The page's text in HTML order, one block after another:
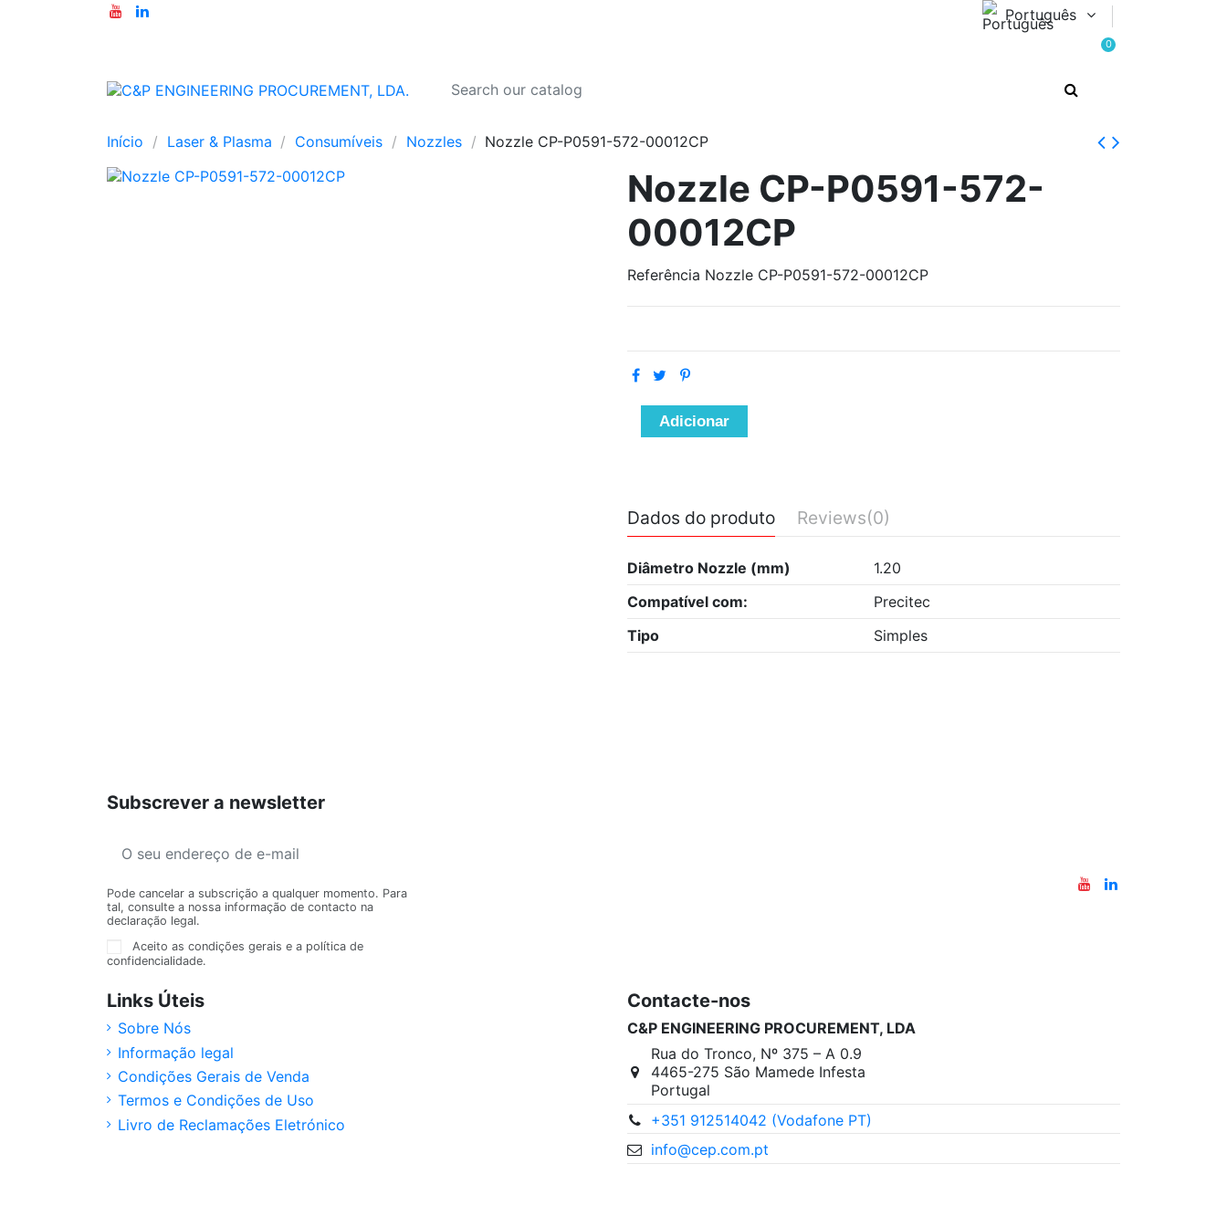
Português
0
Início Laser & Plasma Consumíveis Nozzles Nozzle CP-P0591-572-00012CP
Nozzle CP-P0591-572-
00012CP
Referência Nozzle CP-P0591-572-00012CP
Adicionar
Dados do produto Reviews(0)
Diâmetro Nozzle (mm)
1.20
Compatível com:
Precitec
Tipo
Simples
Subscrever a newsletter
Pode cancelar a subscrição a qualquer momento. Para
tal, consulte a nossa informação de contacto na
declaração legal.
Aceito as condições gerais e a política de
confidencialidade.
Links Úteis
Sobre Nós
Informação legal
Condições Gerais de Venda
Termos e Condições de Uso
Livro de Reclamações Eletrónico
Contacte-nos
C&P ENGINEERING PROCUREMENT, LDA
Rua do Tronco, Nº 375 – A 0.9
4465-275 São Mamede Infesta
Portugal
+351 912514042 (Vodafone PT)
info@cep.com.pt